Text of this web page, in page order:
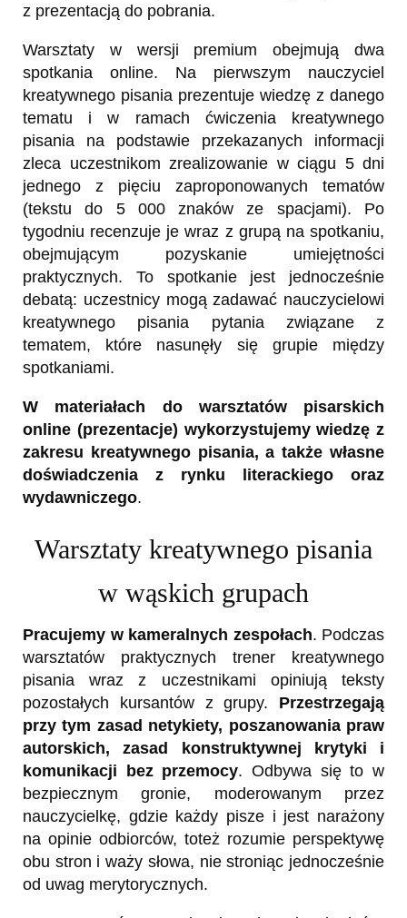
z prezentacją do pobrania.
Warsztaty w wersji premium obejmują dwa
spotkania online. Na pierwszym nauczyciel
kreatywnego pisania prezentuje wiedzę z danego
tematu i w ramach ćwiczenia kreatywnego
pisania na podstawie przekazanych informacji
zleca uczestnikom zrealizowanie w ciągu 5 dni
jednego z pięciu zaproponowanych tematów
(tekstu do 5 000 znaków ze spacjami). Po
tygodniu recenzuje je wraz z grupą na spotkaniu,
obejmującym pozyskanie umiejętności
praktycznych. To spotkanie jest jednocześnie
debatą: uczestnicy mogą zadawać nauczycielowi
kreatywnego pisania pytania związane z
tematem, które nasunęły się grupie między
spotkaniami.
W materiałach do warsztatów pisarskich
online (prezentacje) wykorzystujemy wiedzę z
zakresu kreatywnego pisania, a także własne
doświadczenia z rynku literackiego oraz
wydawniczego.
Warsztaty kreatywnego pisania
w wąskich grupach
Pracujemy w kameralnych zespołach. Podczas
warsztatów praktycznych trener kreatywnego
pisania wraz z uczestnikami opiniują teksty
pozostałych kursantów z grupy. Przestrzegają
przy tym zasad netykiety, poszanowania praw
autorskich, zasad konstruktywnej krytyki i
komunikacji bez przemocy. Odbywa się to w
bezpiecznym gronie, moderowanym przez
nauczycielkę, gdzie każdy pisze i jest narażony
na opinie odbiorców, toteż rozumie perspektywę
obu stron i waży słowa, nie stroniąc jednocześnie
od uwag merytorycznych.